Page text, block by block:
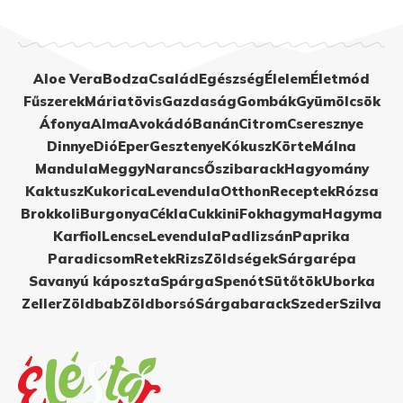
Aloe VeraBodzaCsaládEgészségÉlelemÉletmód
FűszerekMáriatövisGazdaságGombákGyümölcsök
ÁfonyaAlmaAvokádóBanánCitromCseresznye
DinnyeDióEperGesztenyeKókuszKörteMálna
MandulaMeggyNarancsŐszibarackHagyomány
KaktuszKukoricaLevendulaOtthonReceptekRózsa
BrokkoliBurgonyaCéklaCukkiniFokhagymaHagyma
KarfiolLencseLevendulaPadlizsánPaprika
ParadicsomRetekRizsZöldségekSárgarépa
Savanyú káposztaSpárgaSpenótSütőtökUborka
ZellerZöldbabZöldborsóSárgabarackSzederSzilva